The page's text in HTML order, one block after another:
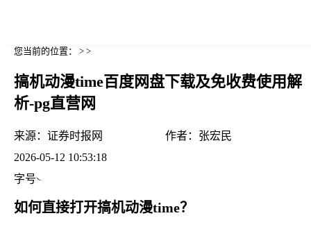
您当前的位置： > >
搞机动漫time百度网盘下载及免收费使用解
析-pg直营网
来源： 证券时报网 作者： 张宏民
2026-05-12 10:53:18
字号
如何直接打开搞机动漫time？